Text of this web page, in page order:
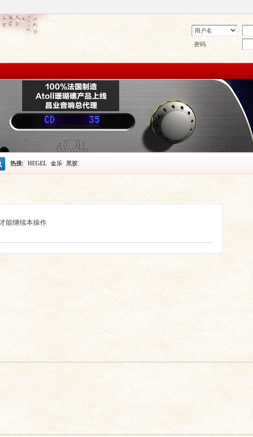
密码
搜
热搜: HEGEL 金乐 黑胶
能继续本操作